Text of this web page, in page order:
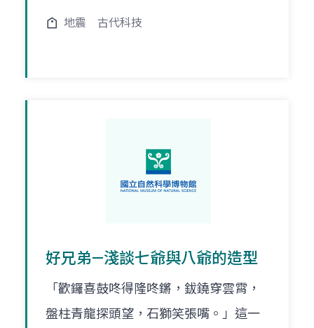
地震 古代科技
好兄弟—淺談七爺與八爺的造型
「歡鑼喜鼓咚得隆咚鏘，鈸鐃穿雲霄，
盤柱青龍探頭望，石獅笑張嘴。」這一